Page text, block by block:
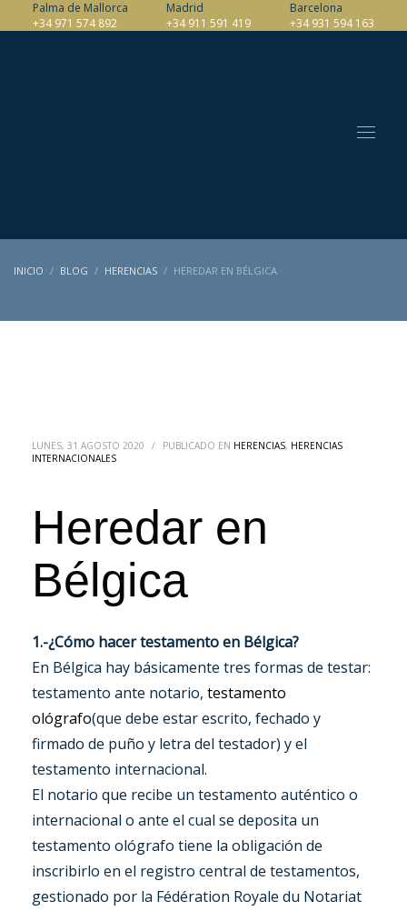
Palma de Mallorca
+34 971 574 892
Madrid
+34 911 591 419
Barcelona
+34 931 594 163
INICIO BLOG HERENCIAS HEREDAR EN BÉLGICA
LUNES, 31 AGOSTO 2020 / PUBLICADO EN HERENCIAS, HERENCIAS
INTERNACIONALES
Heredar en
Bélgica
1.-¿Cómo hacer testamento en Bélgica?
En Bélgica hay básicamente tres formas de testar:
testamento ante notario, testamento
ológrafo(que debe estar escrito, fechado y
firmado de puño y letra del testador) y el
testamento internacional.
El notario que recibe un testamento auténtico o
internacional o ante el cual se deposita un
testamento ológrafo tiene la obligación de
inscribirlo en el registro central de testamentos,
gestionado por la Fédération Royale du Notariat